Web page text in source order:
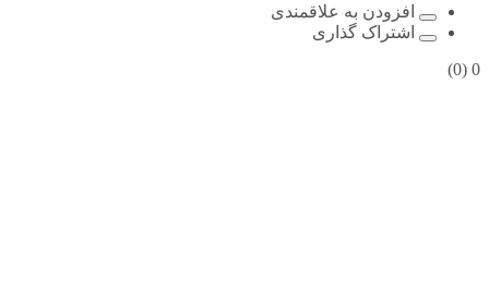
افزودن به علاقمندی
اشتراک گذاری
0
(0)